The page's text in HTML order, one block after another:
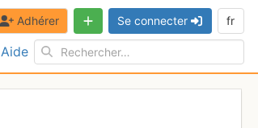
Aide
Adhérer Se connecter fr